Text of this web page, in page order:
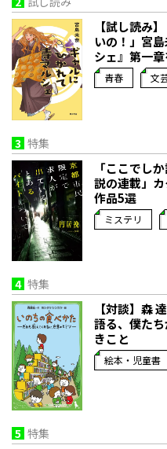
【試し読み
いの！」宮
シェ』第一
青春 文
3 特集
「ここでし
説の連載」――
作品5選
ミステリ
4 特集
【対談】森
語る、僕た
きこと
絵本・児童書
5 特集